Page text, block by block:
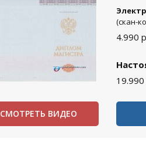
(скан-
4.990
19.990
СМОТРЕТЬ ВИДЕО